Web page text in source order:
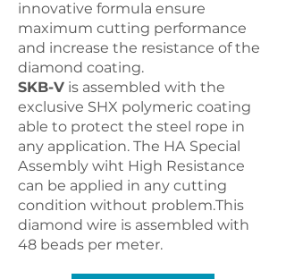
innovative formula ensure
maximum cutting performance
and increase the resistance of the
diamond coating.
SKB-V is assembled with the
exclusive SHX polymeric coating
able to protect the steel rope in
any application. The HA Special
Assembly wiht High Resistance
can be applied in any cutting
condition without problem.This
diamond wire is assembled with
48 beads per meter.